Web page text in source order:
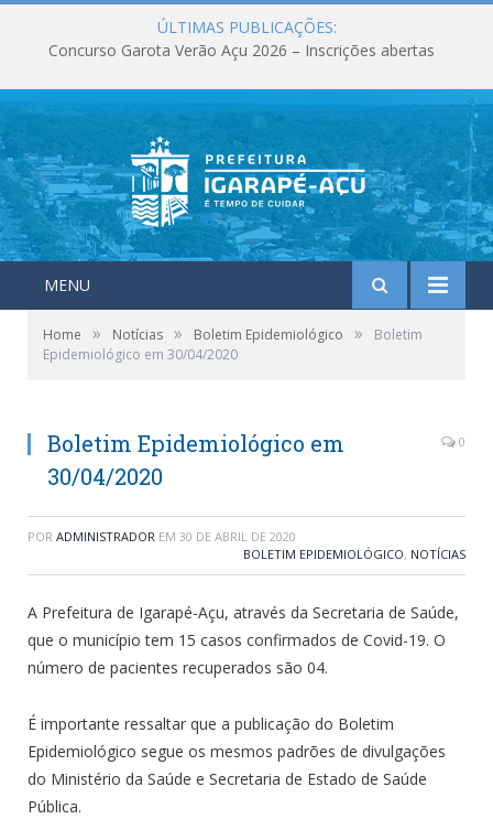
ÚLTIMAS PUBLICAÇÕES:
Concurso Garota Verão Açu 2026 – Inscrições abertas
MENU
Home » Notícias » Boletim Epidemiológico »
Boletim
Epidemiológico em 30/04/2020
Boletim Epidemiológico em
30/04/2020
0
POR ADMINISTRADOR EM 30 DE ABRIL DE 2020
BOLETIM EPIDEMIOLÓGICO, NOTÍCIAS
A Prefeitura de Igarapé-Açu, através da Secretaria de Saúde,
que o município tem 15 casos confirmados de Covid-19. O
número de pacientes recuperados são 04.
É importante ressaltar que a publicação do Boletim
Epidemiológico segue os mesmos padrões de divulgações
do Ministério da Saúde e Secretaria de Estado de Saúde
Pública.